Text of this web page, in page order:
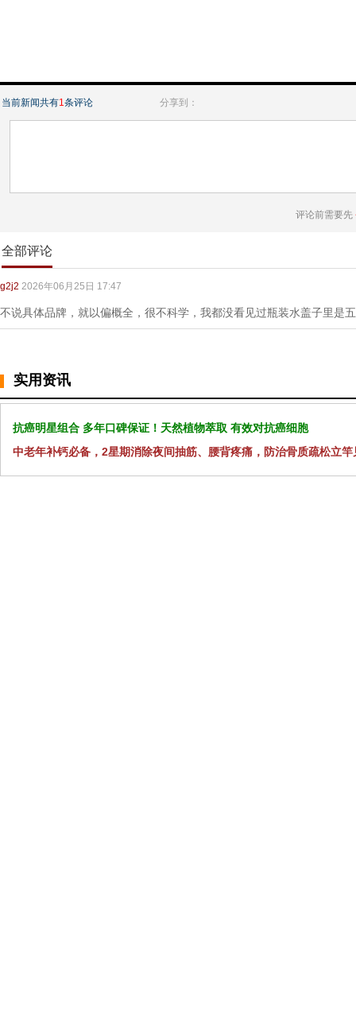
当前新闻共有1条评论 分享到：
评论前需要先
全部评论
g2j2 2026年06月25日 17:47
不说具体品牌，就以偏概全，很不科学，我都没看见过瓶装水盖子里是
实用资讯
抗癌明星组合 多年口碑保证！天然植物萃取 有效对抗癌细胞
中老年补钙必备，2星期消除夜间抽筋、腰背疼痛，防治骨质疏松立竿